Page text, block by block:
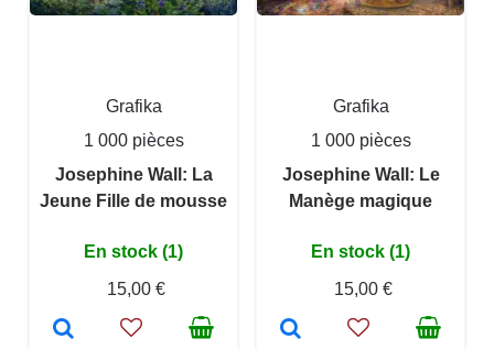
Grafika
1 000 pièces
Josephine Wall: La
Jeune Fille de mousse
En stock (1)
15,00 €
Grafika
1 000 pièces
Josephine Wall: Le
Manège magique
En stock (1)
15,00 €